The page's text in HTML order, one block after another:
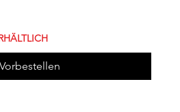
Vorbestellen